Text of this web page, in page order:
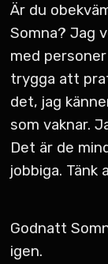
Är du
Somna? Jag
med
trygga att
det, jag
som vaknar.
Det är de
jobbiga. Tänk
Godnatt
igen.